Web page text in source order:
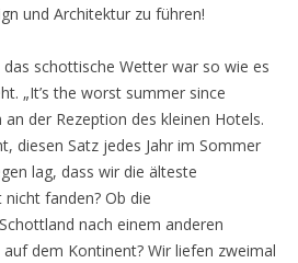
und Architektur zu führen!
schottische Wetter war so wie es
„It’s the worst summer since
der Rezeption des kleinen Hotels.
diesen Satz jedes Jahr im Sommer
lag, dass wir die älteste
fanden? Ob die
nach einem anderen
dem Kontinent? Wir liefen zweimal